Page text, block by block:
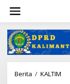
konten
Berita / KALTIM